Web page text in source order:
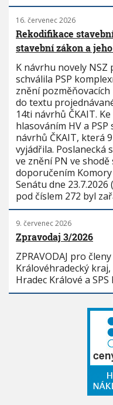
16. červenec 2026
Rekodifikace
stavební zákon a
K návrhu novely NSZ
schválila PSP
znění
do textu
14ti návrhů ČKAIT.
hlasováním HV a
návrhů ČKAIT, která
vyjádřila. Poslanecká
ve znění PN ve
doporučením
Senátu dne
pod číslem 272 byl
9. červenec 2026
Zpravodaj 3/2026
ZPRAVODAJ pro
Královéhradecký
Hradec Králové a